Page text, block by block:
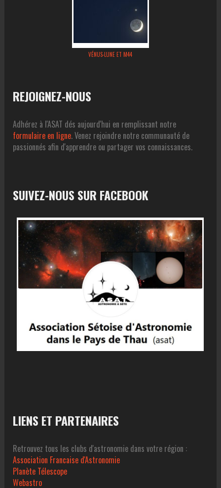
VÉNUS-LUNE ET M44
REJOIGNEZ-NOUS
Adhérez à l'ASAT dés aujourd'hui en remplissant notre
formulaire en ligne. Venez rejoindre notre communauté de
passionnés afin d'apprendre ou partager vos connaissances.
SUIVEZ-NOUS SUR FACEBOOK
LIENS ET PARTENAIRES
Retrouvez tous les clubs d'astronomie dans votre région :
Association Francaise d'Astronomie
Planète Télescope
Webastro